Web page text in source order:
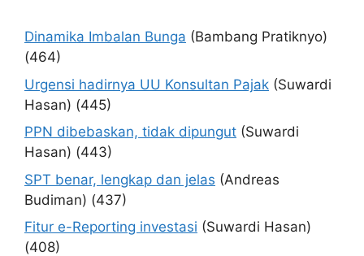
Dinamika Imbalan Bunga (Bambang Pratiknyo)
(464)
Urgensi hadirnya UU Konsultan Pajak (Suwardi
Hasan) (445)
PPN dibebaskan, tidak dipungut (Suwardi
Hasan) (443)
SPT benar, lengkap dan jelas (Andreas
Budiman) (437)
Fitur e-Reporting investasi (Suwardi Hasan)
(408)